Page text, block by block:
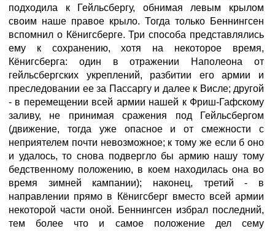
подходила к Гейльсбергу, обнимая левым крылом
своим наше правое крыло. Тогда только Беннингсен
вспомнил о Кёнигсберге. Три способа представлялись
ему к сохранению, хотя на некоторое время,
Кёнигсберга: один в отражении Наполеона от
гейльсбергских укреплений, разбитии его армии и
преследовании ее за Пассаргу и далее к Висле; другой
- в перемещении всей армии нашей к Фриш-Гафскому
заливу, не принимая сражения под Гейльсбергом
(движение, тогда уже опасное и от смежности с
неприятелем почти невозможное; к тому же если б оно
и удалось, то снова подвергло бы армию нашу тому
бедственному положению, в коем находилась она во
время зимней кампании); наконец, третий - в
направлении прямо в Кёнигсберг вместо всей армии
некоторой части оной. Беннингсен избрал последний,
тем более что и самое положение дел сему